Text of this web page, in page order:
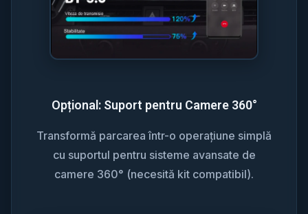
Opțional: Suport pentru Camere 360°
Transformă parcarea într-o operațiune simplă
cu suportul pentru sisteme avansate de
camere 360° (necesită kit compatibil).